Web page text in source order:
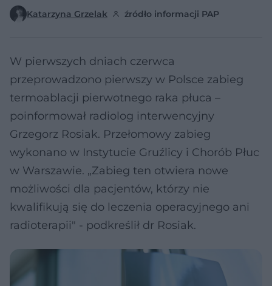
Katarzyna Grzelak źródło informacji PAP
W pierwszych dniach czerwca
przeprowadzono pierwszy w Polsce zabieg
termoablacji pierwotnego raka płuca –
poinformował radiolog interwencyjny
Grzegorz Rosiak. Przełomowy zabieg
wykonano w Instytucie Gruźlicy i Chorób Płuc
w Warszawie. „Zabieg ten otwiera nowe
możliwości dla pacjentów, którzy nie
kwalifikują się do leczenia operacyjnego ani
radioterapii" - podkreślił dr Rosiak.